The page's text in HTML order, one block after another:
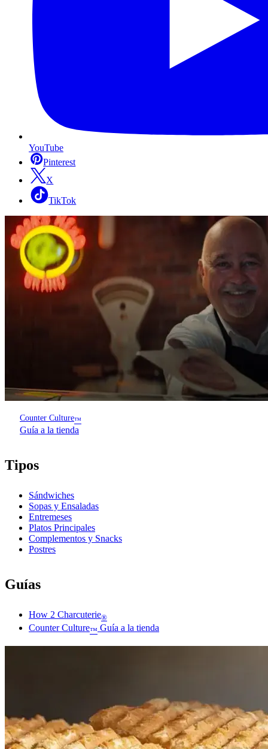
YouTube
Pinterest
X
TikTok
Counter Culture™
Guía a la tienda
Tipos
Sándwiches
Sopas y Ensaladas
Entremeses
Platos Principales
Complementos y Snacks
Postres
Guías
How 2 Charcuterie®
Counter Culture™ Guía a la tienda